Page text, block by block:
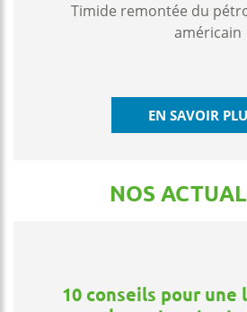
Timide remontée du
américain
EN SAVOIR
NOS
10 conseils pour une